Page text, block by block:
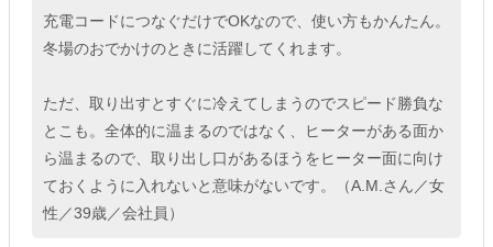
充電コードにつなぐだけでOKなので、使い方もかんたん。
冬場のおでかけのときに活躍してくれます。
ただ、取り出すとすぐに冷えてしまうのでスピード勝負な
とこも。全体的に温まるのではなく、ヒーターがある面か
ら温まるので、取り出し口があるほうをヒーター面に向け
ておくように入れないと意味がないです。（A.M.さん／女
性／39歳／会社員）